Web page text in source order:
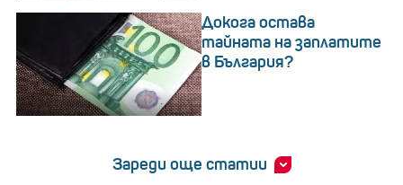
Докога остава
тайната на заплатите
в България?
Зареди още статии